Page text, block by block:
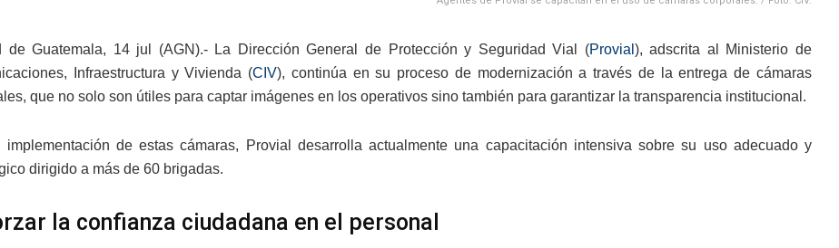
de Guatemala, 14 jul (AGN).- La Dirección General de Protección y Seguridad Vial (Provial ), adscrita al Ministerio de
Infraestructura y Vivienda (CIV), continúa en su proceso de modernización a través de la entrega de cámaras
que no solo son útiles para captar imágenes en los operativos sino también para garantizar la transparencia institucional.
de estas cámaras, Provial desarrolla actualmente una capacitación intensiva sobre su uso adecuado y
dirigido a más de 60 brigadas.
la confianza ciudadana en el personal